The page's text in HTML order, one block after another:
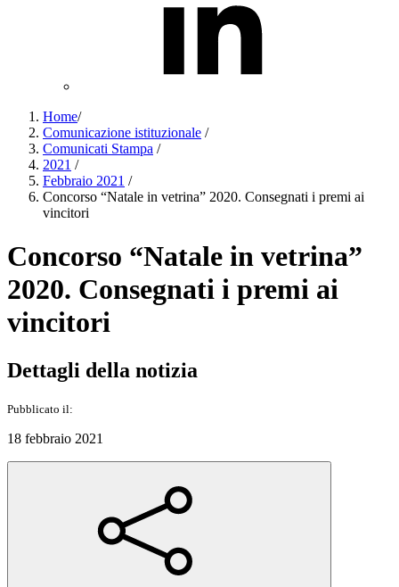
Home/
Comunicazione istituzionale /
Comunicati Stampa /
2021 /
Febbraio 2021 /
Concorso “Natale in vetrina” 2020. Consegnati i premi ai
vincitori
Concorso “Natale in vetrina”
2020. Consegnati i premi ai
vincitori
Dettagli della notizia
Pubblicato il:
18 febbraio 2021